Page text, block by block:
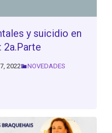
y suicidio en
2a.Parte
2022 NOVEDADES